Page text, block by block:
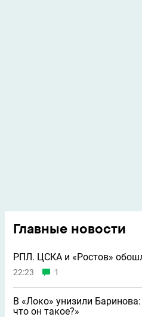
Главные новости
РПЛ. ЦСКА и «Ростов»
22:23 1
В «Локо» унизили
что он такое?»